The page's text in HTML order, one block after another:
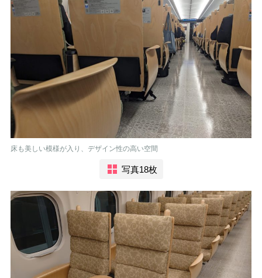
床も美しい模様が入り、デザイン性の高い空間
写真18枚